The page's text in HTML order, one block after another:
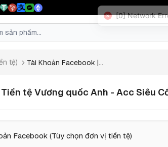
tệ) Tài Khoản Facebook |...
tệ Vương quốc Anh - Acc Siêu
Facebook (Tùy chọn đơn vị tiền tệ)